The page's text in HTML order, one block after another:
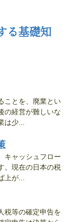
る基礎知
ことを、廃業とい
の経営が難しいな
少...
キャッシュフロー
。現在の日本の税
が...
税等の確定申告を